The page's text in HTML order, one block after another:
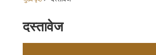
दस्तावेज